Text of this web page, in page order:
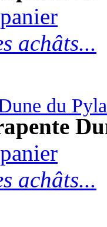
achâts...
du
achâts...